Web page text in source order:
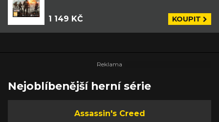
1 149 KČ KOUPIT
Nejoblíbenější herní série
Assassin's Creed